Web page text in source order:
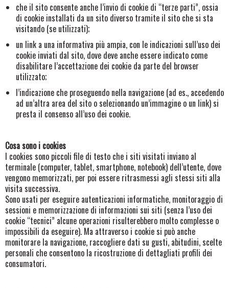
che il sito consente anche l’invio di cookie di “terze parti”, ossia
di cookie installati da un sito diverso tramite il sito che si sta
visitando (se utilizzati);
un link a una informativa più ampia, con le indicazioni sull’uso dei
cookie inviati dal sito, dove deve anche essere indicato come
disabilitare l’accettazione dei cookie da parte del browser
utilizzato;
l’indicazione che proseguendo nella navigazione (ad es., accedendo
ad un’altra area del sito o selezionando un’immagine o un link) si
presta il consenso all’uso dei cookie.
Cosa sono i cookies
I cookies sono piccoli file di testo che i siti visitati inviano al
terminale (computer, tablet, smartphone, notebook) dell’utente, dove
vengono memorizzati, per poi essere ritrasmessi agli stessi siti alla
visita successiva.
Sono usati per eseguire autenticazioni informatiche, monitoraggio di
sessioni e memorizzazione di informazioni sui siti (senza l’uso dei
cookie “tecnici” alcune operazioni risulterebbero molto complesse o
impossibili da eseguire). Ma attraverso i cookie si può anche
monitorare la navigazione, raccogliere dati su gusti, abitudini, scelte
personali che consentono la ricostruzione di dettagliati profili dei
consumatori.